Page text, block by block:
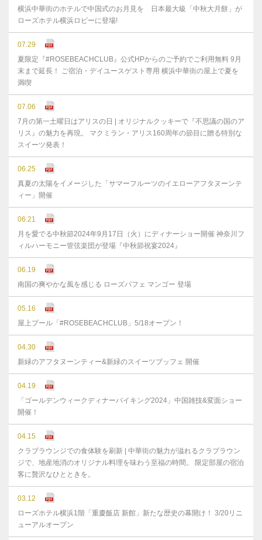
横浜中華街のホテルで中国式のお月見を 日本最大級「中秋大月餅」が
ローズホテル横浜ロビーに登場!
07.29
夏限定『#ROSEBEACHCLUB』公式HPからのご予約でご利用無料 9月
末まで延⻑！ ご宿泊・デイユースゲスト専用 横浜中華街の屋上で夏を
満喫
07.06
7月の第一土曜日はアリスの日 | オリジナルクッキーで『不思議の国のア
リス』の魅力を再現。 マクミラン・アリス160周年の節目に贈る特別な
スイーツ発表！
06.25
真夏の太陽をイメージした「サマーフルーツのイエローアフタヌーンテ
ィー」開催
06.21
月を愛でる中秋節2024年9月17日（火）にディナーショー開催 神奈川フ
ィルハーモニー管弦楽団が登場『中秋節祝宴2024』
06.19
南国の爽やかな風を感じる ローズパフェ マンゴー 登場
05.16
屋上プール「#ROSEBEACHCLUB」5/18オープン！
04.30
新緑のアフタヌーンティー&新緑のスイーツブッフェ 開催
04.19
「ゴールデンウィークディナーバイキング2024」中国雑技&変面ショー
開催！
04.15
クラブラウンジでの食体験を刷新 | 中華街の魅力が溢れるクラブラウン
ジで、地産地消のオリジナル料理を味わう至福の時間。 限定部屋の宿泊
客に贅沢なひとときを。
03.12
ローズホテル横浜1階「重慶飯店 新館」新たな歴史の幕開け！ 3/20リニ
ューアルオープン